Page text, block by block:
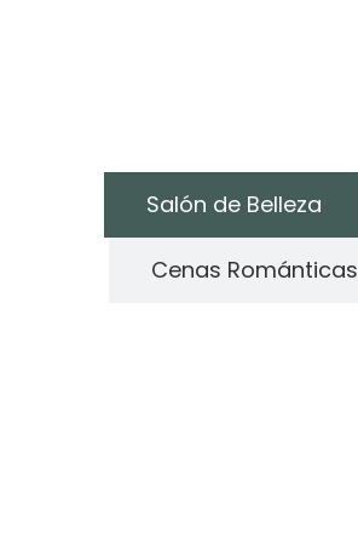
Salón de Belleza
Cenas Románticas